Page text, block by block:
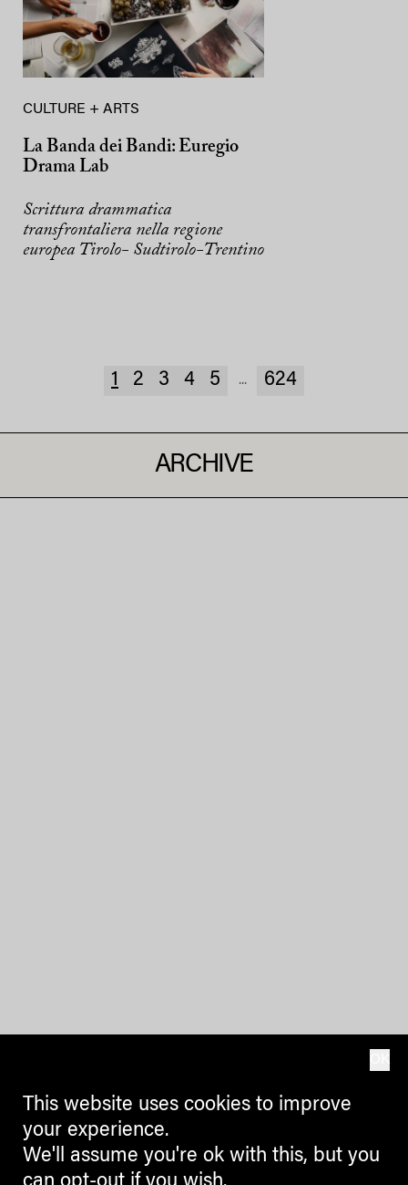
CULTURE + ARTS
La Banda dei Bandi: Euregio
Drama Lab
Scrittura drammatica
transfrontaliera nella regione
europea Tirolo- Sudtirolo-Trentino
1 2 3 4 5 ... 624
ARCHIVE
This website uses cookies to improve
your experience.
We'll assume you're ok with this, but you